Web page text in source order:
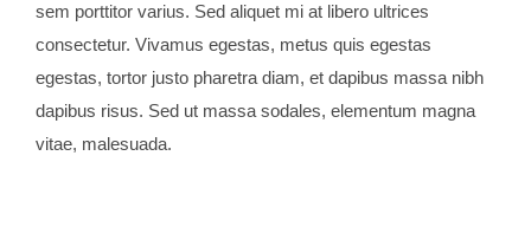
sem porttitor varius. Sed aliquet mi at libero ultrices
consectetur. Vivamus egestas, metus quis egestas
egestas, tortor justo pharetra diam, et dapibus massa nibh
dapibus risus. Sed ut massa sodales, elementum magna
vitae, malesuada.